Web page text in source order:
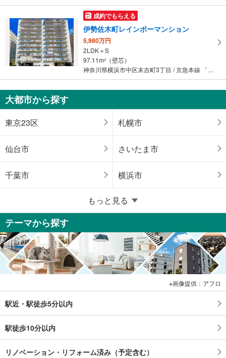
成約でもらえる
伊勢佐木町レインボーマンション
5,980万円
2LDK＋S
97.11m2
（壁芯）
神奈川県横浜市中区末吉町3丁目 / 京急本線 「黄金町」駅 徒歩2分
大都市から探す
東京23区 札幌市
仙台市 さいたま市
千葉市 横浜市
もっと見る
テーマから探す
画像提供：アフロ
駅近・駅徒歩5分以内
駅徒歩10分以内
リノベーション・リフォーム済み（予定含む）